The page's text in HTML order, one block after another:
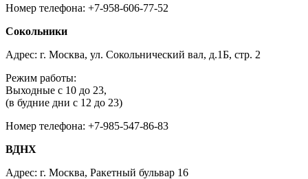
Номер телефона: +7-958-606-77-52
Сокольники
Адрес: г. Москва, ул. Сокольнический вал, д.1Б, стр. 2
Режим работы:
Выходные с 10 до 23,
(в будние дни с 12 до 23)
Номер телефона: +7-985-547-86-83
ВДНХ
Адрес: г. Москва, Ракетный бульвар 16